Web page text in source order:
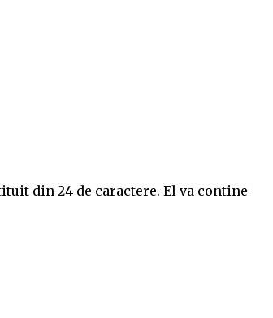
din 24 de caractere. El va contine